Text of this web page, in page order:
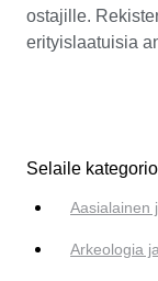
ostajille.
erityislaatuisia
Selaile
Aasialainen
Arkeologia